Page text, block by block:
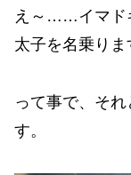
え～……イマド
太子を名乗りま
って事で、それ
す。